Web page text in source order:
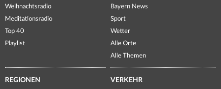
Weihnachtsradio
Meditationsradio
Top 40
Playlist
Bayern News
Sport
Wetter
Alle Orte
Alle Themen
REGIONEN VERKEHR